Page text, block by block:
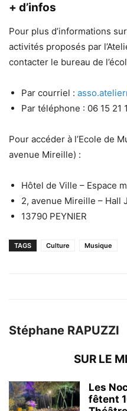
+ d’infos
Pour plus d’informations
activités proposés par
contacter le bureau de
Par courriel :
Par téléphone : 06 15 21
Pour accéder à l’Ecole de
avenue Mireille) :
Hôtel de Ville – Espace
2, avenue Mireille – Hall
13790 PEYNIER
TAGS Culture Musique
Stéphane RAPUZZI
SUR LE
Les
fêtent